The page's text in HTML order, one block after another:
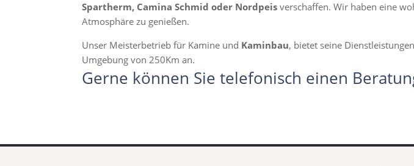
Spartherm, Camina Schmid oder Nordpeis verschaffen. Wir haben eine
Atmosphäre zu genießen.
Unser Meisterbetrieb für Kamine und Kaminbau, bietet seine
Umgebung von 250Km an.
Gerne können Sie telefonisch einen